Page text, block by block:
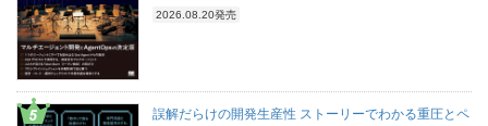
2026.08.20発売
誤解だらけの開発生産性 ストーリーでわかる重圧とペ